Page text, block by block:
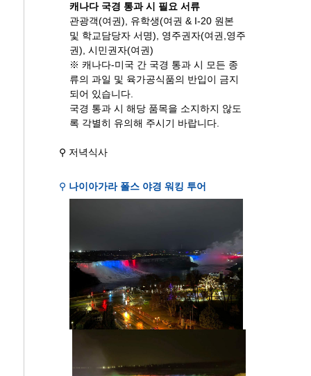
캐나다 국경 통과 시 필요 서류
관광객(여권), 유학생(여권 & I-20 원본
및 학교담당자 서명), 영주권자(여권,영주
권), 시민권자(여권)
※ 캐나다-미국 간 국경 통과 시 모든 종
류의 과일 및 육가공식품의 반입이 금지
되어 있습니다.
국경 통과 시 해당 품목을 소지하지 않도
록 각별히 유의해 주시기 바랍니다.
⚲ 저녁식사
⚲ 나이아가라 폴스 야경 워킹 투어